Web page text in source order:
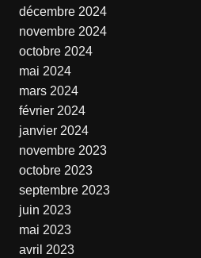
décembre 2024
novembre 2024
octobre 2024
mai 2024
mars 2024
février 2024
janvier 2024
novembre 2023
octobre 2023
septembre 2023
juin 2023
mai 2023
avril 2023